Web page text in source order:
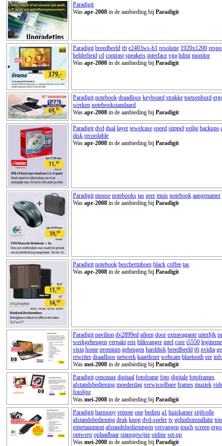
Paradigit
Was apr-2008 in de aanbieding bij Paradigit
Paradigit breedbeeld tft e2403ws-b1 resolutie 1920x1200
helderheid cd contrast speakers interface vga hdmi monitor
Was apr-2008 in de aanbieding bij Paradigit
Paradigit notebook draadloos keyboard strakke toetsenbord
werken notebookstandaard
Was apr-2008 in de aanbieding bij Paradigit
Paradigit dvd dual layer jewelcase speed simpel veilig backups
disk recordable
Was apr-2008 in de aanbieding bij Paradigit
Paradigit mouse notebooks tas zeer muis notebook aangenamer
Was apr-2008 in de aanbieding bij Paradigit
Paradigit notebook beschermhoes black coffee tas
Was apr-2008 in de aanbieding bij Paradigit
Paradigit pavilion dv2899ed aileen door extravagante uiterlijk
werkgeheugen verpakt reis blikvanger intel core t5550 legitieme
vista home premium geheugen harddisk breedbeeld tft nvidia
rewriter draadloos netwerk kaartlezer webcam bluetooth eer
Was mei-2008 in de aanbieding bij Paradigit
Paradigit cenomax digitaal fotoframe foto digitale fotoframes
afstandsbediening moederdag verwisselbare frames muziek
fotolijst
Was mei-2008 in de aanbieding bij Paradigit
Paradigit harmony remote one bedien a1 huiskamer stijlvolle
afstandsbediening druk knop dvd-speler tv geluidsinstallatie
entertainment afstandsbedieningen vervangen touch screen
ontwerp oplaadbaar stapsgewijze online set-up
Was mei-2008 in de aanbieding bij Paradigit